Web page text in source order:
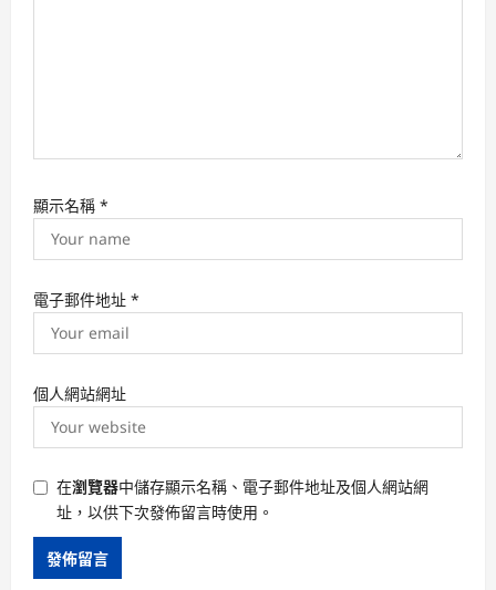
顯示名稱 *
電子郵件地址 *
個人網站網址
在瀏覽器中儲存顯示名稱、電子郵件地址及個人網站網
址，以供下次發佈留言時使用。